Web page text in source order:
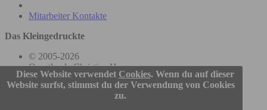
Diese Website verwendet Cookies. Wenn du auf dieser
Website surfst, stimmst du der Verwendung von Cookies
zu.
Mitarbeiter Kontakte
Das Kleingedruckte
© 2005-2026
Questler.de Christian Hamm
Nutzungsbedingungen